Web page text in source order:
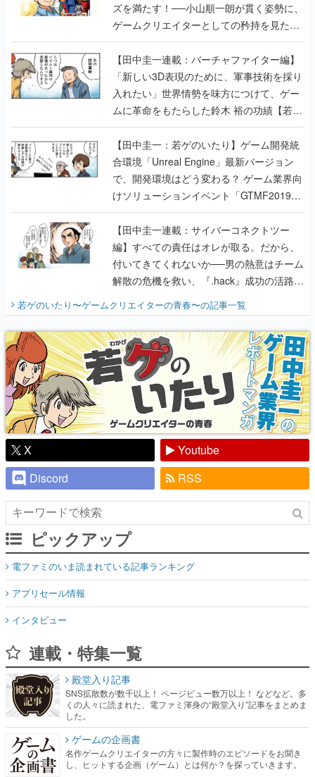
ズを満たす！──小山順一朗が貫く姿勢に、
ゲームクリエイターとしての矜持を見た
【若ゲのいたり最終回】
【田中圭一連載：バーチャファイター編】
「新しい3D表現のために、軍事技術を採り
入れたい」世界情勢を味方につけて、ゲー
ムに革命をもたらした鈴木 裕の功績【若ゲ
のいたり】
【田中圭一：若ゲのいたり】ゲーム開発統
合環境「Unreal Engine」最新バージョン
で、開発環境はどう変わる？ ゲーム業界向
けソリューションイベント「GTMF2019」
に行って、より理解を深めよう【PR】
【田中圭一連載：サイバーコネクトツー
編】すべての責任はオレが取る。だから、
付いてきてくれないか──男の熱意はチーム
解散の危機を救い、『.hack』成功の活路を
開く。業界の快男児・松山 洋に流れる血は
『少年ジャンプ』色だった【若ゲのいた
り】
若ゲのいたり〜ゲームクリエイターの青春〜の記事一覧
X
Youtube
Discord
RSS
ピックアップ
電ファミのいま読まれている記事ランキング
アプリセール情報
インタビュー
連載・特集一覧
殿堂入り記事
SNS拡散数が数千以上！ ページビュー数万以上！ などなど。多
くの人々に読まれた、電ファミ渾身の“殿堂入り”記事をまとめま
した。
ゲームの企画書
名作ゲームクリエイターの方々に製作時のエピソードをお聞き
し、ヒットする企画（ゲーム）とは何か？を探っていきます。